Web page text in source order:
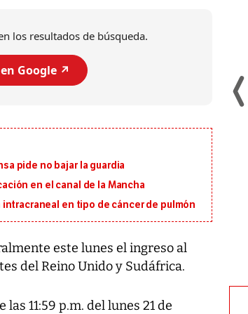
los resultados de búsqueda.
Google ↗️
pide no bajar la guardia
en el canal de la Mancha
en tipo de cáncer de pulmón
este lunes el ingreso al
del Reino Unido y Sudáfrica.
11:59 p.m. del lunes 21 de
7,1 se registró este martes 28 de
emergencia de gran